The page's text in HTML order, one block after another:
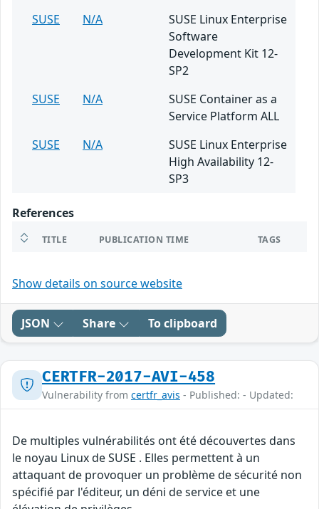
SUSE
N/A
SUSE Linux Enterprise
Software
Development Kit 12-
SP2
SUSE
N/A
SUSE Container as a
Service Platform ALL
SUSE
N/A
SUSE Linux Enterprise
High Availability 12-
SP3
References
TITLE PUBLICATION TIME TAGS
Show details on source website
JSON Share To clipboard
CERTFR-2017-AVI-458
Vulnerability from certfr_avis - Published: - Updated:
De multiples vulnérabilités ont été découvertes dans
le noyau Linux de SUSE . Elles permettent à un
attaquant de provoquer un problème de sécurité non
spécifié par l'éditeur, un déni de service et une